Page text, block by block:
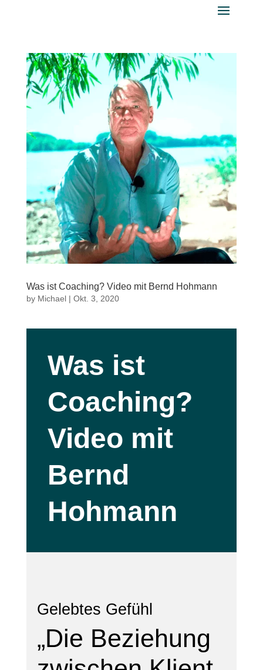
Was ist Coaching? Video mit Bernd Hohmann
by Michael| Okt. 3, 2020
Was ist
Coaching?
Video mit
Bernd
Hohmann
Gelebtes Gefühl
„Die Beziehung